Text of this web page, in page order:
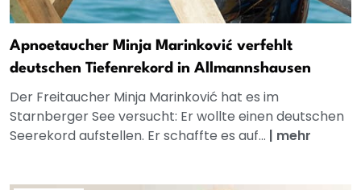
Apnoetaucher Minja Marinković verfehlt
deutschen Tiefenrekord in Allmannshausen
Der Freitaucher Minja Marinković hat es im
Starnberger See versucht: Er wollte einen deutschen
Seerekord aufstellen. Er schaffte es auf... | mehr